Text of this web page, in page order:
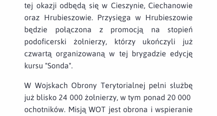
tej okazji odbędą się w Cieszynie, Ciechanowie
oraz Hrubieszowie. Przysięga w Hrubieszowie
będzie połączona z promocją na stopień
podoficerski żołnierzy, którzy ukończyli już
czwartą organizowaną w tej brygadzie edycję
kursu "Sonda".
W Wojskach Obrony Terytorialnej pełni służbę
już blisko 24 000 żołnierzy, w tym ponad 20 000
ochotników. Misją WOT jest obrona i wspieranie